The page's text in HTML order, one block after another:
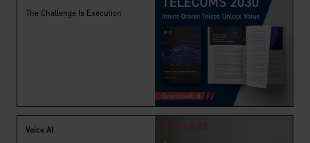
The Challenge Is Execution
Voice AI